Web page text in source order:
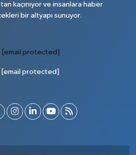
kaçınıyor ve insanlara haber
bir altyapı sunuyor.
[email protected]
[email protected]